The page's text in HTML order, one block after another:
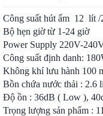
Công suất hút ẩm 12 lít /
Bộ hẹn giờ từ 1-24 giờ
Power Supply 220V-
Công suất định danh:
Không khí lưu hành 100
Bồn chứa nước thải : 2.6
Độ ồn : 36dB ( Low ),
Trọng lượng sản phẩm :